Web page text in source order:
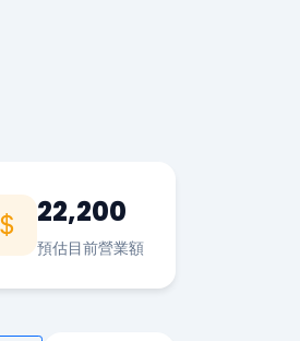
22,200
預估目前營業額